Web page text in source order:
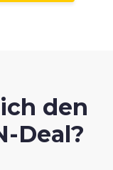
den
Deal?